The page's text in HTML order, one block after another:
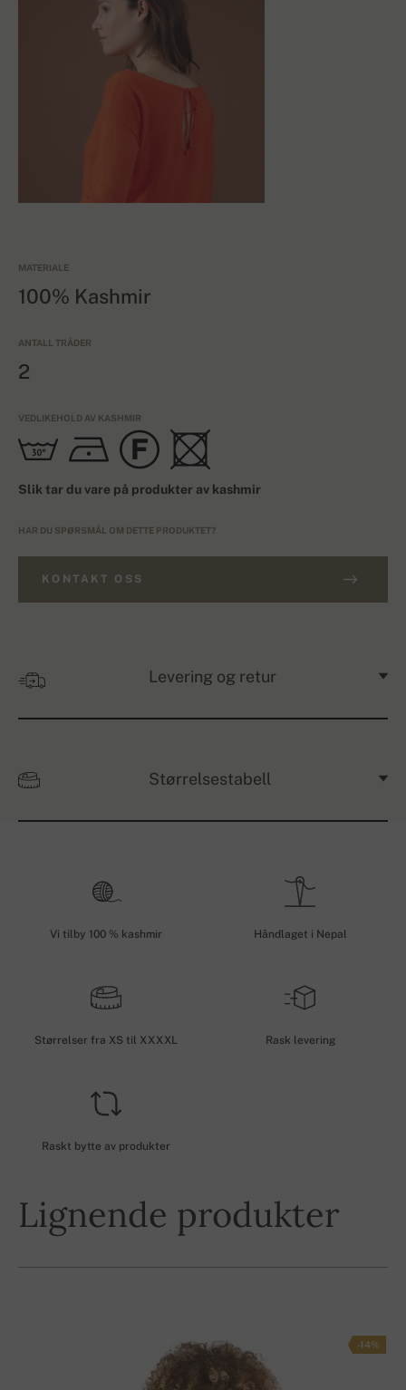
MATERIALE
100% Kashmir
ANTALL TRÅDER
2
VEDLIKEHOLD AV KASHMIR
Slik tar du vare på produkter av kashmir
HAR DU SPØRSMÅL OM DETTE PRODUKTET?
KONTAKT OSS
Levering og retur
Størrelsestabell
Vi tilby 100 % kashmir Håndlaget i Nepal
Størrelser fra XS til XXXXL Rask levering
Raskt bytte av produkter
Lignende produkter
-14%